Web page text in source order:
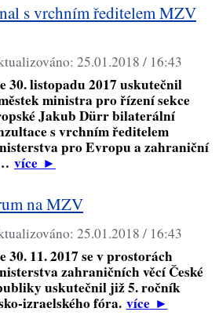
s vrchním ředitelem MZV
25.01.2018 / 16:43
30. listopadu 2017 uskutečnil
ministra pro řízení sekce
Jakub Dürr bilaterální
s vrchním ředitelem
pro Evropu a zahraniční
více►
na MZV
25.01.2018 / 16:43
30. 11. 2017 se v prostorách
zahraničních věcí České
uskutečnil již 5. ročník
izraelského fóra. více►